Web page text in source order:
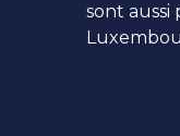
sont aussi